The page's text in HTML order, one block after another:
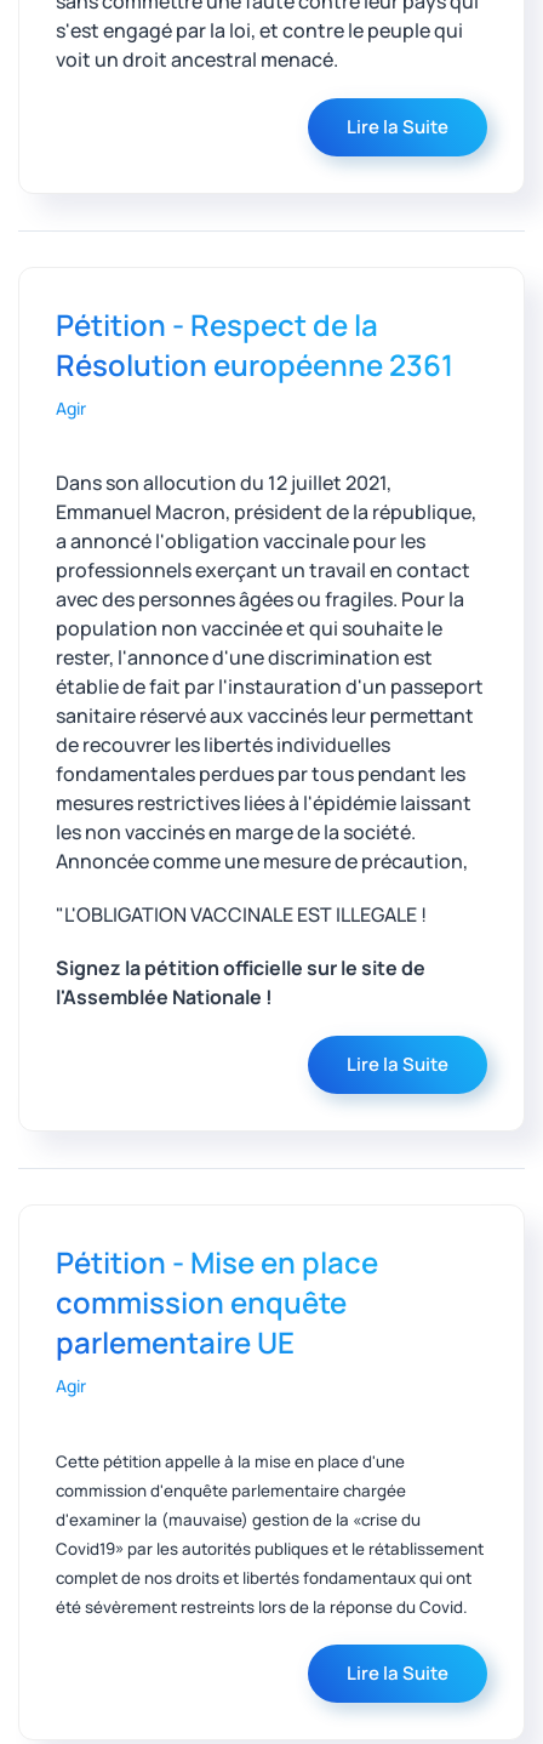
s'est engagé par la loi, et contre le peuple qui
voit un droit ancestral menacé.
Lire la Suite
Pétition - Respect de la
Résolution européenne 2361
Agir
Dans son allocution du 12 juillet 2021,
Emmanuel Macron, président de la république,
a annoncé l'obligation vaccinale pour les
professionnels exerçant un travail en contact
avec des personnes âgées ou fragiles. Pour la
population non vaccinée et qui souhaite le
rester, l'annonce d'une discrimination est
établie de fait par l'instauration d'un passeport
sanitaire réservé aux vaccinés leur permettant
de recouvrer les libertés individuelles
fondamentales perdues par tous pendant les
mesures restrictives liées à l'épidémie laissant
les non vaccinés en marge de la société.
Annoncée comme une mesure de précaution,
"L'OBLIGATION VACCINALE EST ILLEGALE !
Signez la pétition officielle sur le site de
l'Assemblée Nationale !
Lire la Suite
Pétition - Mise en place
commission enquête
parlementaire UE
Agir
Cette pétition appelle à la mise en place d'une
commission d'enquête parlementaire chargée
d'examiner la (mauvaise) gestion de la «crise du
Covid19» par les autorités publiques et le rétablissement
complet de nos droits et libertés fondamentaux qui ont
été sévèrement restreints lors de la réponse du Covid.
Lire la Suite